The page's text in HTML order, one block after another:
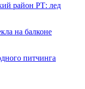
район РТ: лед
на балконе
питчинга